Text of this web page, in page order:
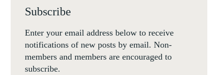
Subscribe
Enter your email address below to receive
notifications of new posts by email. Non-
members and members are encouraged to
subscribe.